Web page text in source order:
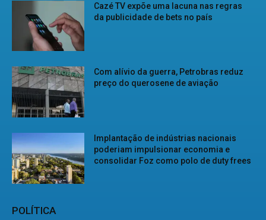
Cazé TV expõe uma lacuna nas regras
da publicidade de bets no país
Com alívio da guerra, Petrobras reduz
preço do querosene de aviação
Implantação de indústrias nacionais
poderiam impulsionar economia e
consolidar Foz como polo de duty frees
POLÍTICA